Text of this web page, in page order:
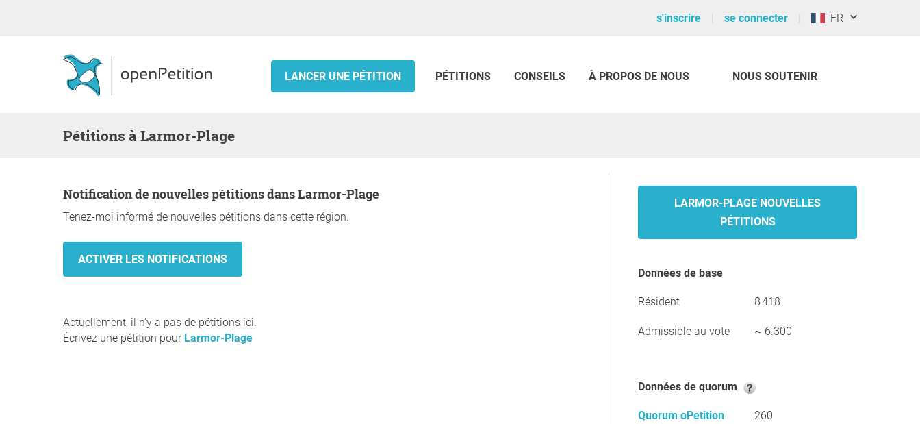
s'inscrire se connecter FR
LANCER UNE PÉTITION PÉTITIONS CONSEILS À PROPOS DE NOUS NOUS SOUTENIR
Pétitions à Larmor-Plage
Notification de nouvelles pétitions dans Larmor-Plage
Tenez-moi informé de nouvelles pétitions dans cette région.
Actuellement, il n'y a pas de pétitions ici.
Écrivez une pétition pour Larmor-Plage
LARMOR-PLAGE NOUVELLES
PÉTITIONS
Données de base
Résident 8 418
Admissible au vote ~ 6.300
Données de quorum
Quorum oPetition
260